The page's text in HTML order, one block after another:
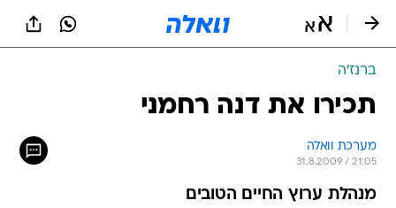
ברנז'ה
תכירו את דנה רחמני
מערכת וואלה
31.8.2009 / 21:05
מנהלת ערוץ החיים הטובים